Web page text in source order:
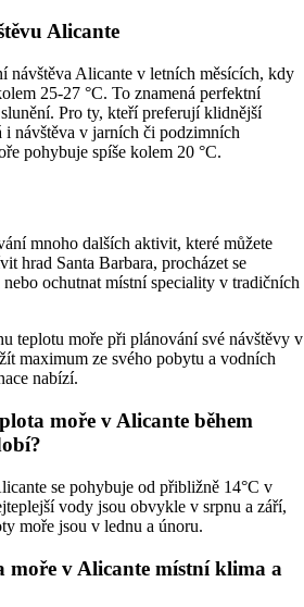
Alicante
návštěva Alicante v letních měsících, kdy
25-27 °C. To znamená perfektní
Pro ty, kteří preferují klidnější
návštěva v jarních či podzimních
pohybuje spíše kolem 20 °C.
mnoho dalších aktivit, které můžete
hrad Santa Barbara, procházet se
ochutnat místní speciality v tradičních
teplotu moře při plánování své návštěvy v
maximum ze svého pobytu a vodních
nabízí.
moře v Alicante během
se pohybuje od přibližně 14°C v
vody jsou obvykle v srpnu a září,
moře jsou v lednu a únoru.
moře v Alicante místní klima a